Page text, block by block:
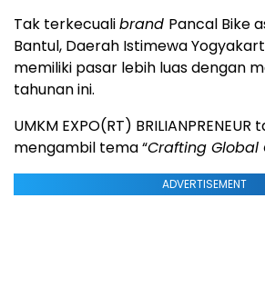
Tak terkecualibrand Pancal Bike
Bantul, Daerah Istimewa
memiliki pasar lebih luas dengan
tahunan ini.
UMKM EXPO(RT) BRILIANPRENEUR
mengambil tema “Crafting Global
ADVERTISEMENT